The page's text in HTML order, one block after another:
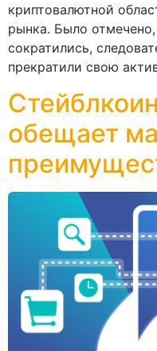
криптовалютной
рынка. Было
сократились,
прекратили свою
обещает